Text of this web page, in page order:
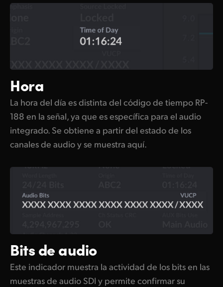
Hora
La hora del día es distinta del código de tiempo RP-
188 en la señal, ya que es específica para el audio
integrado. Se obtiene a partir del estado de los
canales de audio y se muestra aquí.
Bits de audio
Este indicador muestra la actividad de los bits en las
muestras de audio SDI y permite confirmar su